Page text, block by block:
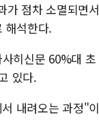
가 점차 소멸되면서
해석한다.
히신문 60%대 초
있다.
내려오는 과정"이